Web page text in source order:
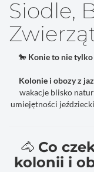
Siodle,
🐎 Konie to nie
Kolonie i obozy z
wakacje blisko
umiejętności
🐴 Co
kolonii i